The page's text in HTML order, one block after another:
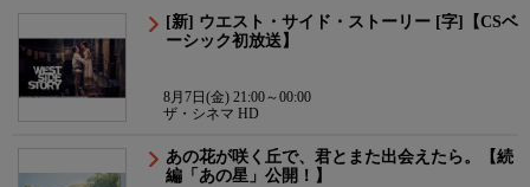
[新] ウエスト・サイド・ストーリー [字]【CSベ
ーシック初放送】
8月7日(金) 21:00～00:00
ザ・シネマ HD
あの花が咲く丘で、君とまた出会えたら。【続
編「あの星」公開！】